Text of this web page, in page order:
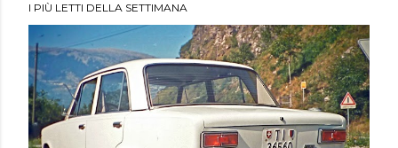
I PIÙ LETTI DELLA SETTIMANA